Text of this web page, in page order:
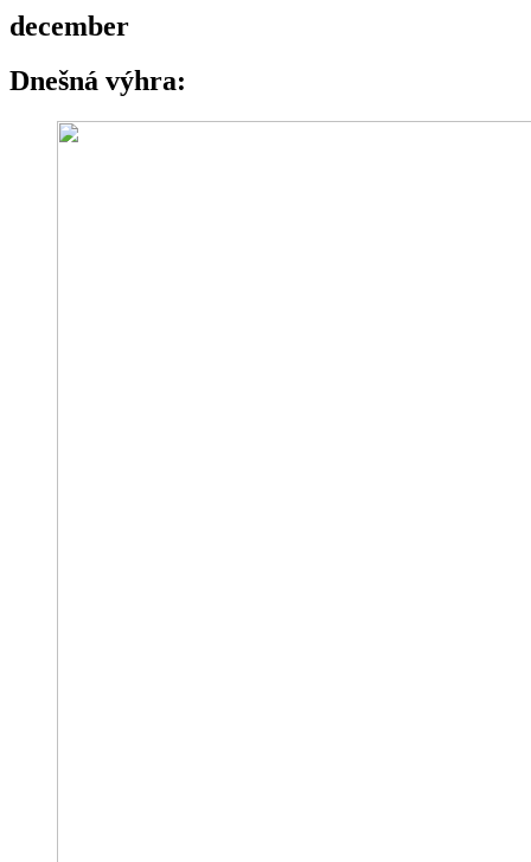
december
Dnešná výhra: